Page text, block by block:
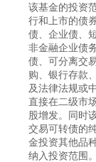
该基金的投资
行和上市的债
债、企业债、
非金融企业债
债、可分离交
购、银行存款
及法律法规或
直接在二级市
股增发。同时
交易可转债的
金投资其他品
纳入投资范围